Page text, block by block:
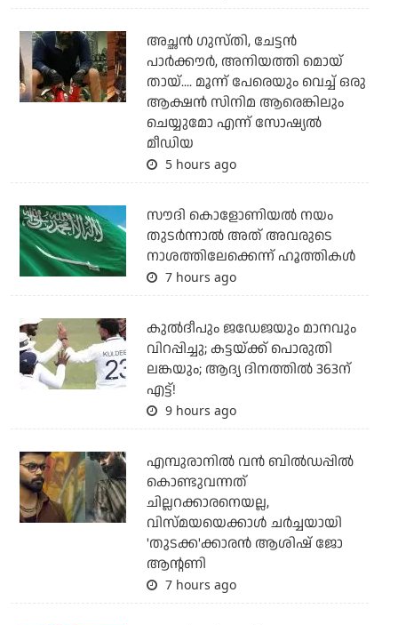
അച്ഛന്‍ ഗുസ്തി, ചേട്ടന്‍
പാര്‍ക്കൗര്‍, അനിയത്തി മൊയ്
തായ്.... മൂന്ന് പേരെയും വെച്ച് ഒരു
ആക്ഷന്‍ സിനിമ ആരെങ്കിലും
ചെയ്യുമോ എന്ന് സോഷ്യല്‍
മീഡിയ
5 hours ago
സൗദി കൊളോണിയല്‍ നയം
തുടര്‍ന്നാല്‍ അത് അവരുടെ
നാശത്തിലേക്കെന്ന് ഹൂത്തികള്‍
7 hours ago
കുല്‍ദീപും ജഡേജയും മാനവും
വിറപ്പിച്ചു; കട്ടയ്ക്ക് പൊരുതി
ലങ്കയും; ആദ്യ ദിനത്തില്‍ 363ന്
എട്ട്!
9 hours ago
എമ്പുരാനില്‍ വന്‍ ബില്‍ഡപ്പില്‍
കൊണ്ടുവന്നത്
ചില്ലറക്കാരനെയല്ല,
വിസ്മയയെക്കാള്‍ ചര്‍ച്ചയായി
'തുടക്ക'ക്കാരന്‍ ആശിഷ് ജോ
ആന്റണി
7 hours ago